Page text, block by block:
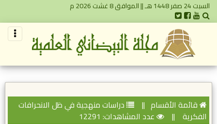
السبت 24 صفر 1448 هـ || الموافق 8 غشت 2026 م
قائمة الأقسام ||
دراسات منهجية في ظل الانحرافات
الفكرية || عدد المشاهدات: 12291